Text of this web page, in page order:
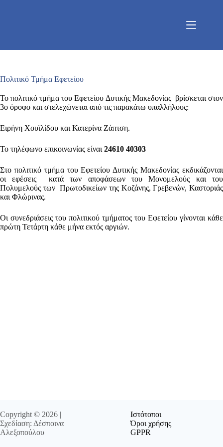
Πολιτικό Τμήμα Εφετείου
Το πολιτικό τμήμα του Εφετείου Δυτικής Μακεδονίας βρίσκεται στον
3ο όροφο και στελεχώνεται από τις παρακάτω υπαλλήλους:
Ειρήνη Χουϊλίδου και Κατερίνα Ζάπτση.
Το τηλέφωνο επικοινωνίας είναι 24610 40303
Στο πολιτικό τμήμα του Εφετείου Δυτικής Μακεδονίας εκδικάζονται
οι εφέσεις κατά των αποφάσεων του Μονομελούς και του
Πολυμελούς των Πρωτοδικείων της Κοζάνης, Γρεβενών, Καστοριάς
και Φλώρινας.
Οι συνεδριάσεις του πολιτικού τμήματος του Εφετείου γίνονται κάθε
πρώτη Τετάρτη κάθε μήνα εκτός αργιών.
Copyright © 2026 |
Σχεδίαση: Δέσποινα
Αλεξοπούλου
Ιστότοποι
Όροι χρήσης
GPPR